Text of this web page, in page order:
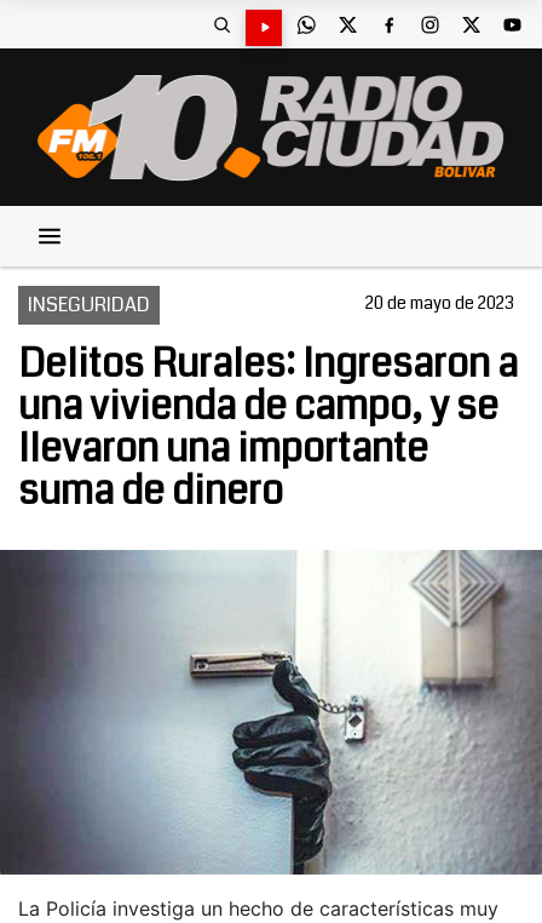
INSEGURIDAD 20 de mayo de 2023
Delitos Rurales: Ingresaron a
una vivienda de campo, y se
llevaron una importante
suma de dinero
La Policía investiga un hecho de características muy